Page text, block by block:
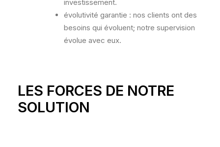
investissement.
évolutivité garantie : nos clients ont des
besoins qui évoluent; notre supervision
évolue avec eux.
LES FORCES DE NOTRE
SOLUTION